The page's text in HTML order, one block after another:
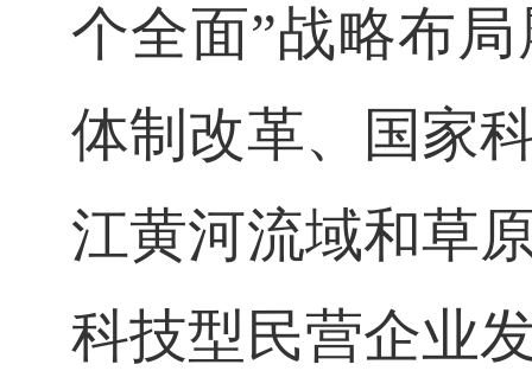
个全面”战略布
体制改革、国家
江黄河流域和草
科技型民营企业